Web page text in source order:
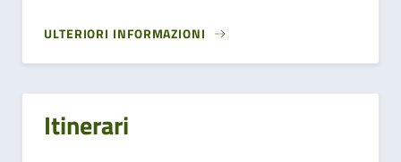
ULTERIORI INFORMAZIONI
Itinerari